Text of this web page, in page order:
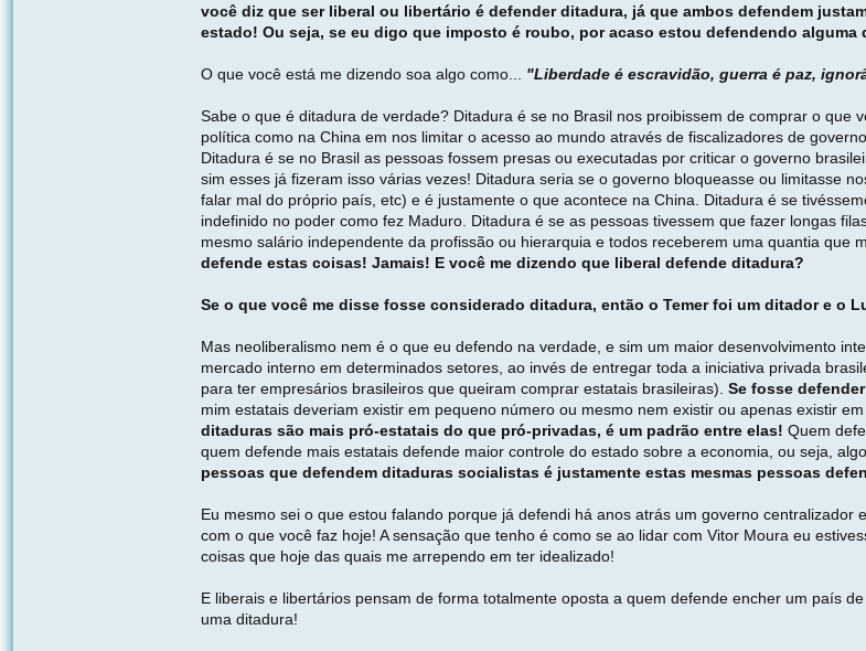
você diz que ser liberal ou libertário é defender ditadura, já que ambos defendem
estado! Ou seja, se eu digo que imposto é roubo, por acaso estou defendendo alguma
O que você está me dizendo soa algo como... "Liberdade é escravidão, guerra é paz,
Sabe o que é ditadura de verdade? Ditadura é se no Brasil nos proibissem de comprar o
política como na China em nos limitar o acesso ao mundo através de fiscalizadores de
Ditadura é se no Brasil as pessoas fossem presas ou executadas por criticar o governo
sim esses já fizeram isso várias vezes! Ditadura seria se o governo bloqueasse ou limitasse
falar mal do próprio país, etc) e é justamente o que acontece na China. Ditadura é se
indefinido no poder como fez Maduro. Ditadura é se as pessoas tivessem que fazer longas
mesmo salário independente da profissão ou hierarquia e todos receberem uma quantia que
defende estas coisas! Jamais! E você me dizendo que liberal defende ditadura?
Se o que você me disse fosse considerado ditadura, então o Temer foi um ditador e o
Mas neoliberalismo nem é o que eu defendo na verdade, e sim um maior desenvolvimento
mercado interno em determinados setores, ao invés de entregar toda a iniciativa privada
para ter empresários brasileiros que queiram comprar estatais brasileiras). Se fosse
mim estatais deveriam existir em pequeno número ou mesmo nem existir ou apenas existir
ditaduras são mais pró-estatais do que pró-privadas, é um padrão entre elas! Quem
quem defende mais estatais defende maior controle do estado sobre a economia, ou seja,
pessoas que defendem ditaduras socialistas é justamente estas mesmas pessoas
Eu mesmo sei o que estou falando porque já defendi há anos atrás um governo
com o que você faz hoje! A sensação que tenho é como se ao lidar com Vitor Moura eu
coisas que hoje das quais me arrependo em ter idealizado!
E liberais e libertários pensam de forma totalmente oposta a quem defende encher um país
uma ditadura!